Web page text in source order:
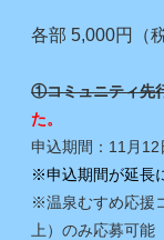
各部 5,000円（
①コミュニティ先
た。
申込期間：11月
※申込期間が延長
※温泉むすめ応援
上）のみ応募可能